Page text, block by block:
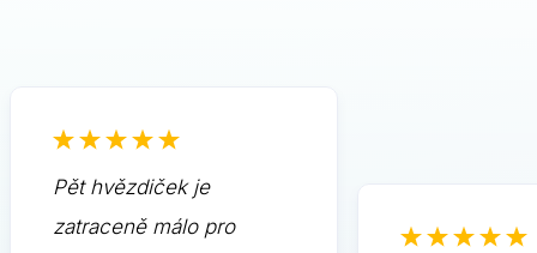
Pět hvězdiček je
zatraceně málo pro